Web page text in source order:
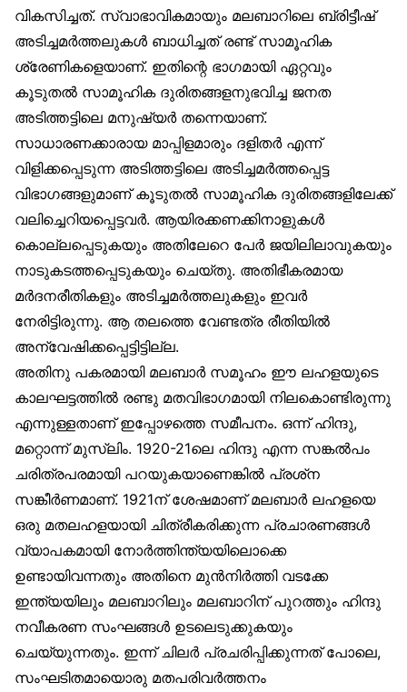
വികസിച്ചത്. സ്വാഭാവികമായും മലബാറിലെ ബ്രിട്ടീഷ്
അടിച്ചമർത്തലുകൾ ബാധിച്ചത് രണ്ട് സാമൂഹിക
ശ്രേണികളെയാണ്. ഇതിന്റെ ഭാഗമായി ഏറ്റവും
കൂടുതൽ സാമൂഹിക ദുരിതങ്ങളനുഭവിച്ച ജനത
അടിത്തട്ടിലെ മനുഷ്യർ തന്നെയാണ്.
സാധാരണക്കാരായ മാപ്പിളമാരും ദളിതർ എന്ന്
വിളിക്കപ്പെടുന്ന അടിത്തട്ടിലെ അടിച്ചമർത്തപ്പെട്ട
വിഭാഗങ്ങളുമാണ് കൂടുതൽ സാമൂഹിക ദുരിതങ്ങളിലേക്ക്
വലിച്ചെറിയപ്പെട്ടവർ. ആയിരക്കണക്കിനാളുകൾ
കൊല്ലപ്പെടുകയും അതിലേറെ പേർ ജയിലിലാവുകയും
നാടുകടത്തപ്പെടുകയും ചെയ്തു. അതിഭീകരമായ
മർദനരീതികളും അടിച്ചമർത്തലുകളും ഇവർ
നേരിട്ടിരുന്നു. ആ തലത്തെ വേണ്ടത്ര രീതിയിൽ
അന്വേഷിക്കപ്പെട്ടിട്ടില്ല.
അതിനു പകരമായി മലബാർ സമൂഹം ഈ ലഹളയുടെ
കാലഘട്ടത്തിൽ രണ്ടു മതവിഭാഗമായി നിലകൊണ്ടിരുന്നു
എന്നുള്ളതാണ് ഇപ്പോഴത്തെ സമീപനം. ഒന്ന് ഹിന്ദു,
മറ്റൊന്ന് മുസ്‌ലിം. 1920-21ലെ ഹിന്ദു എന്ന സങ്കൽപം
ചരിത്രപരമായി പറയുകയാണെങ്കിൽ പ്രശ്‌ന
സങ്കീർണമാണ്. 1921ന് ശേഷമാണ് മലബാർ ലഹളയെ
ഒരു മതലഹളയായി ചിത്രീകരിക്കുന്ന പ്രചാരണങ്ങൾ
വ്യാപകമായി നോർത്തിന്ത്യയിലൊക്കെ
ഉണ്ടായിവന്നതും അതിനെ മുൻനിർത്തി വടക്കേ
ഇന്ത്യയിലും മലബാറിലും മലബാറിന് പുറത്തും ഹിന്ദു
നവീകരണ സംഘങ്ങൾ ഉടലെടുക്കുകയും
ചെയ്യുന്നതും. ഇന്ന് ചിലർ പ്രചരിപ്പിക്കുന്നത് പോലെ,
സംഘടിതമായൊരു മതപരിവർത്തനം